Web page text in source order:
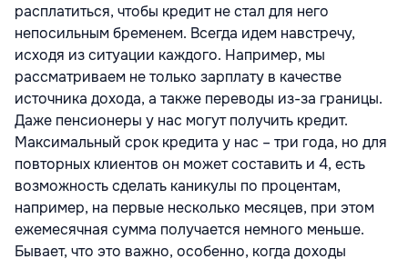
расплатиться, чтобы кредит не стал для него
непосильным бременем. Всегда идем навстречу,
исходя из ситуации каждого. Например, мы
рассматриваем не только зарплату в качестве
источника дохода, а также переводы из-за границы.
Даже пенсионеры у нас могут получить кредит.
Максимальный срок кредита у нас – три года, но для
повторных клиентов он может составить и 4, есть
возможность сделать каникулы по процентам,
например, на первые несколько месяцев, при этом
ежемесячная сумма получается немного меньше.
Бывает, что это важно, особенно, когда доходы